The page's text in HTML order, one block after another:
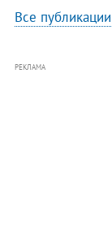
Все публикации
РЕКЛАМА